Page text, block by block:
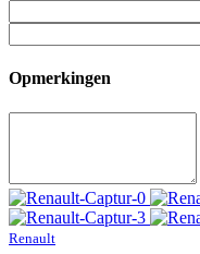
Opmerkingen
Renault